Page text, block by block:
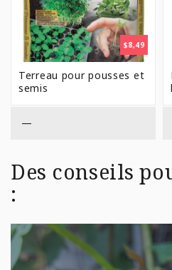
$8,49
Terreau pour pousses et
semis
—
Des conseils
: